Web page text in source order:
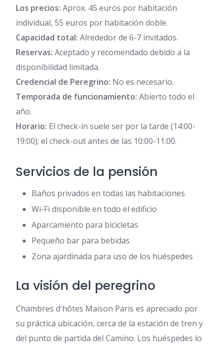
Los precios: Aprox. 45 euros por habitación
individual, 55 euros por habitación doble.
Capacidad total: Alrededor de 6-7 invitados.
Reservas: Aceptado y recomendado debido a la
disponibilidad limitada.
Credencial de Peregrino: No es necesario.
Temporada de funcionamiento: Abierto todo el
año.
Horario: El check-in suele ser por la tarde (14:00-
19:00); el check-out antes de las 10:00-11:00.
Servicios de la pensión
Baños privados en todas las habitaciones
Wi-Fi disponible en todo el edificio
Aparcamiento para bicicletas
Pequeño bar para bebidas
Zona ajardinada para uso de los huéspedes
La visión del peregrino
Chambres d'hôtes Maison Paris es apreciado por
su práctica ubicación, cerca de la estación de tren y
del punto de partida del Camino. Los huéspedes lo